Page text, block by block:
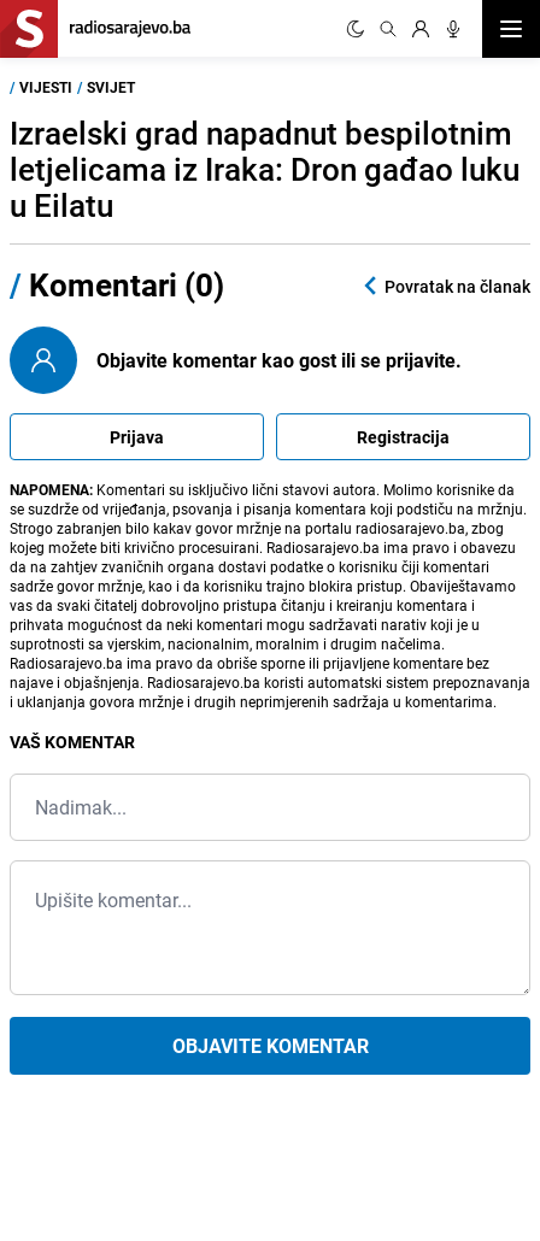
/ VIJESTI / SVIJET
Izraelski grad napadnut bespilotnim
letjelicama iz Iraka: Dron gađao luku
u Eilatu
/ Komentari (0) Povratak na članak
Objavite komentar kao gost ili se prijavite.
Prijava Registracija
NAPOMENA: Komentari su isključivo lični stavovi autora. Molimo korisnike da
se suzdrže od vrijeđanja, psovanja i pisanja komentara koji podstiču na mržnju.
Strogo zabranjen bilo kakav govor mržnje na portalu radiosarajevo.ba, zbog
kojeg možete biti krivično procesuirani. Radiosarajevo.ba ima pravo i obavezu
da na zahtjev zvaničnih organa dostavi podatke o korisniku čiji komentari
sadrže govor mržnje, kao i da korisniku trajno blokira pristup. Obaviještavamo
vas da svaki čitatelj dobrovoljno pristupa čitanju i kreiranju komentara i
prihvata mogućnost da neki komentari mogu sadržavati narativ koji je u
suprotnosti sa vjerskim, nacionalnim, moralnim i drugim načelima.
Radiosarajevo.ba ima pravo da obriše sporne ili prijavljene komentare bez
najave i objašnjenja. Radiosarajevo.ba koristi automatski sistem prepoznavanja
i uklanjanja govora mržnje i drugih neprimjerenih sadržaja u komentarima.
VAŠ KOMENTAR
OBJAVITE KOMENTAR